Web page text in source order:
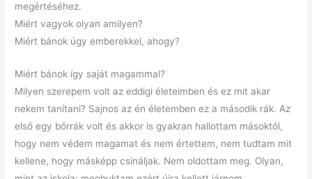
megértéséhez.
Miért vagyok olyan amilyen?
Miért bánok úgy emberekkel, ahogy?
Miért bánok így saját magammal?
Milyen szerepem volt az eddigi életeimben és ez mit akar
nekem tanítani? Sajnos az én életemben ez a második rák. Az
első egy bőrrák volt és akkor is gyakran hallottam másoktól,
hogy nem védem magamat és nem értettem, nem tudtam mit
kellene, hogy másképp csináljak. Nem oldottam meg. Olyan,